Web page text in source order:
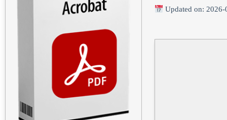
Updated on: 2026-